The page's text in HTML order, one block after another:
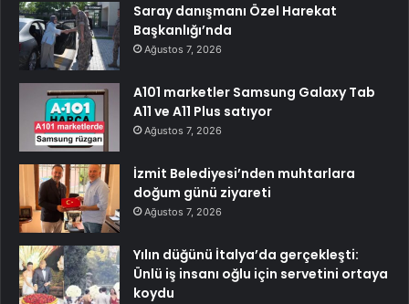
Saray danışmanı Özel Harekat
Başkanlığı’nda
Ağustos 7, 2026
A101 marketler Samsung Galaxy Tab
A11 ve A11 Plus satıyor
Ağustos 7, 2026
İzmit Belediyesi’nden muhtarlara
doğum günü ziyareti
Ağustos 7, 2026
Yılın düğünü İtalya’da gerçekleşti:
Ünlü iş insanı oğlu için servetini ortaya
koydu